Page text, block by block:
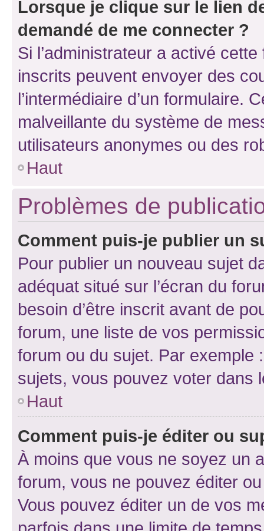
Lorsque je clique sur le lien
demandé de me connecter ?
Si l’administrateur a activé
inscrits peuvent envoyer des
l’intermédiaire d’un formulaire.
malveillante du système de
utilisateurs anonymes ou des
Haut
Problèmes de
Comment puis-je publier un
Pour publier un nouveau sujet
adéquat situé sur l’écran du
besoin d’être inscrit avant de
forum, une liste de vos
forum ou du sujet. Par exemple
sujets, vous pouvez voter dans
Haut
Comment puis-je éditer ou
À moins que vous ne soyez un
forum, vous ne pouvez éditer
Vous pouvez éditer un de vos